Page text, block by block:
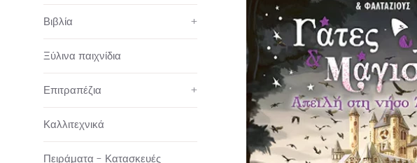
Βιβλία +
Ξύλινα παιχνίδια
Επιτραπέζια +
Καλλιτεχνικά
Πειράματα - Κατασκευές